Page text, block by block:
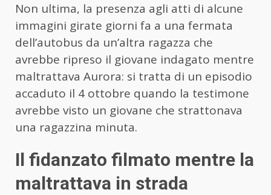
Non ultima, la presenza agli atti di alcune
immagini girate giorni fa a una fermata
dell’autobus da un’altra ragazza che
avrebbe ripreso il giovane indagato mentre
maltrattava Aurora: si tratta di un episodio
accaduto il 4 ottobre quando la testimone
avrebbe visto un giovane che strattonava
una ragazzina minuta.
Il fidanzato filmato mentre la
maltrattava in strada